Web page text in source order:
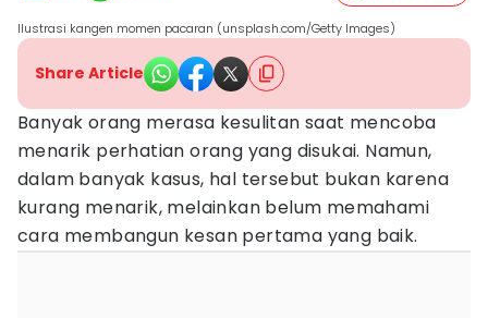
Ilustrasi kangen momen pacaran (unsplash.com/Getty Images)
Share Article
Banyak orang merasa kesulitan saat mencoba
menarik perhatian orang yang disukai. Namun,
dalam banyak kasus, hal tersebut bukan karena
kurang menarik, melainkan belum memahami
cara membangun kesan pertama yang baik.